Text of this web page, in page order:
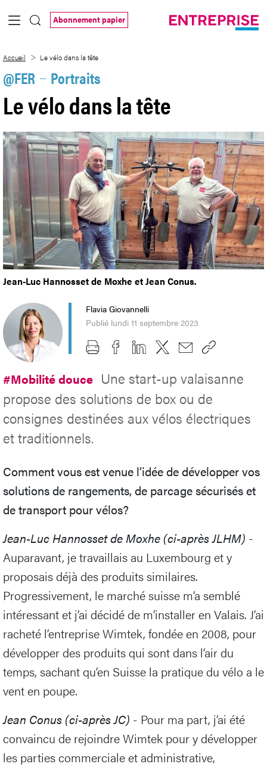
Saut au contenu principal
Abonnement papier
Accueil Le vélo dans la tête
@FER Portraits
Le vélo dans la tête
Jean-Luc Hannosset de Moxhe et Jean Conus.
Flavia Giovannelli
Publié lundi 11 septembre 2023
#Mobilité douce Une start-up valaisanne
propose des solutions de box ou de
consignes destinées aux vélos électriques
et traditionnels.
Comment vous est venue l’idée de développer vos
solutions de rangements, de parcage sécurisés et
de transport pour vélos?
Jean-Luc Hannosset de Moxhe (ci-après JLHM) -
Auparavant, je travaillais au Luxembourg et y
proposais déjà des produits similaires.
Progressivement, le marché suisse m’a semblé
intéressant et j’ai décidé de m’installer en Valais. J’ai
racheté l’entreprise Wimtek, fondée en 2008, pour
développer des produits qui sont dans l’air du
temps, sachant qu’en Suisse la pratique du vélo a le
vent en poupe.
Jean Conus (ci-après JC) - Pour ma part, j’ai été
convaincu de rejoindre Wimtek pour y développer
les parties commerciale et administrative,